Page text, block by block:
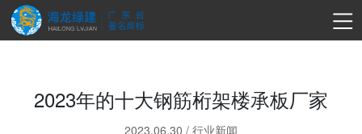
2023年的十大钢筋桁架楼承板厂家
2023.06.30 / 行业新闻